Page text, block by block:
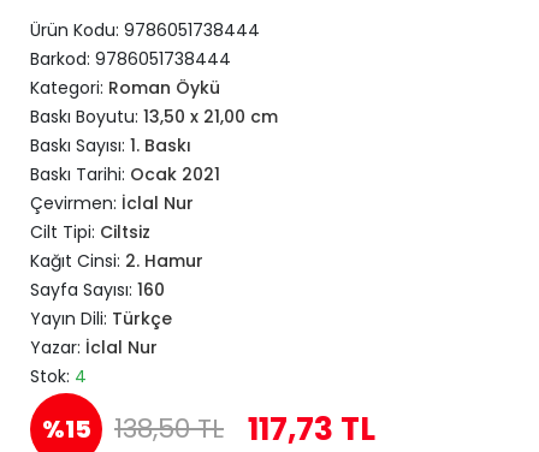
Ürün Kodu: 9786051738444
Barkod: 9786051738444
Kategori: Roman Öykü
Baskı Boyutu: 13,50 x 21,00 cm
Baskı Sayısı: 1. Baskı
Baskı Tarihi: Ocak 2021
Çevirmen: İclal Nur
Cilt Tipi: Ciltsiz
Kağıt Cinsi: 2. Hamur
Sayfa Sayısı: 160
Yayın Dili: Türkçe
Yazar: İclal Nur
Stok: 4
%15 138,50 TL 117,73 TL